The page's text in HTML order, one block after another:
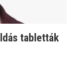
tabletták